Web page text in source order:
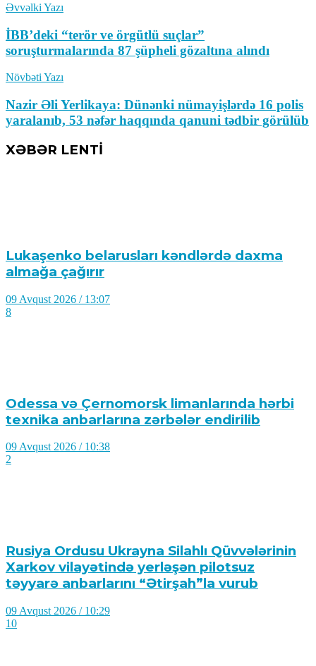
Əvvəlki Yazı
İBB’deki “terör ve örgütlü suçlar”
soruşturmalarında 87 şüpheli gözaltına alındı
Növbəti Yazı
Nazir Əli Yerlikaya: Dünənki nümayişlərdə 16 polis
yaralanıb, 53 nəfər haqqında qanuni tədbir görülüb
XƏBƏR LENTİ
Lukaşenko belarusları kəndlərdə daxma
almağa çağırır
09 Avqust 2026 / 13:07
8
Odessa və Çernomorsk limanlarında hərbi
texnika anbarlarına zərbələr endirilib
09 Avqust 2026 / 10:38
2
Rusiya Ordusu Ukrayna Silahlı Qüvvələrinin
Xarkov vilayətində yerləşən pilotsuz
təyyarə anbarlarını “Ətirşah”la vurub
09 Avqust 2026 / 10:29
10